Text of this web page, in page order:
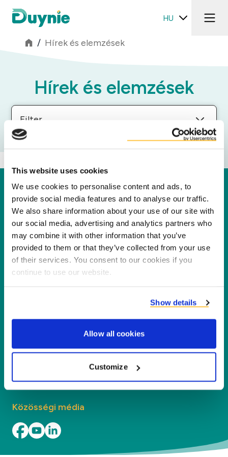
This website uses cookies
We use cookies to personalise content and ads, to
provide social media features and to analyse our traffic.
We also share information about your use of our site with
our social media, advertising and analytics partners who
may combine it with other information that you’ve
provided to them or that they’ve collected from your use
of their services. You consent to our cookies if you
continue to use our website.
Show details
Allow all cookies
Customize
HU
/ Hírek és elemzések
Hírek és elemzések
Filter
Duynie
A Duynie vezető szerepet tölt be abban, hogy új
értéket teremtsen partnereink és a környezet
számára a melléktermékek új termékekké,
szolgáltatásokká és alkalmazásokká történő
feldolgozásával.
Kapcsolat
Keresse meg a helyi irodánkat
Közösségi média